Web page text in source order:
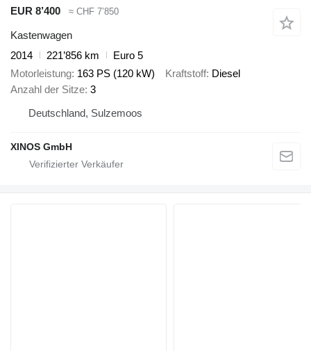
EUR 8’400
≈ CHF 7’850
Kastenwagen
2014
221’856 km
Euro 5
Motorleistung 163 PS (120 kW) Kraftstoff Diesel
Anzahl der Sitze 3
Deutschland, Sulzemoos
XINOS GmbH